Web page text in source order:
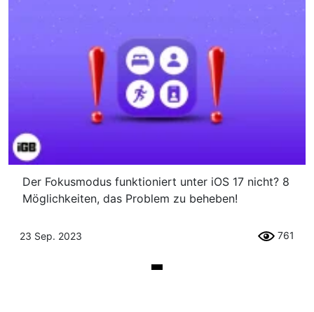
Der Fokusmodus funktioniert unter iOS 17 nicht? 8
Möglichkeiten, das Problem zu beheben!
23 Sep. 2023 761